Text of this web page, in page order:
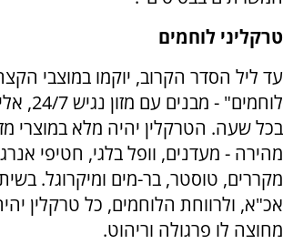
טרקליני לוחמים
לוחמים" -
בכל שעה. הטרקלין יהיה מלא במוצרי
מהירה - מעדנים, וופל בלגי, חטיפי
מקררים, טוסטר, בר-מים ומיקרוגל.
אכ"א, ולרווחת הלוחמים, כל טרקלין
מחוצה לו פרגולה וריהוט.